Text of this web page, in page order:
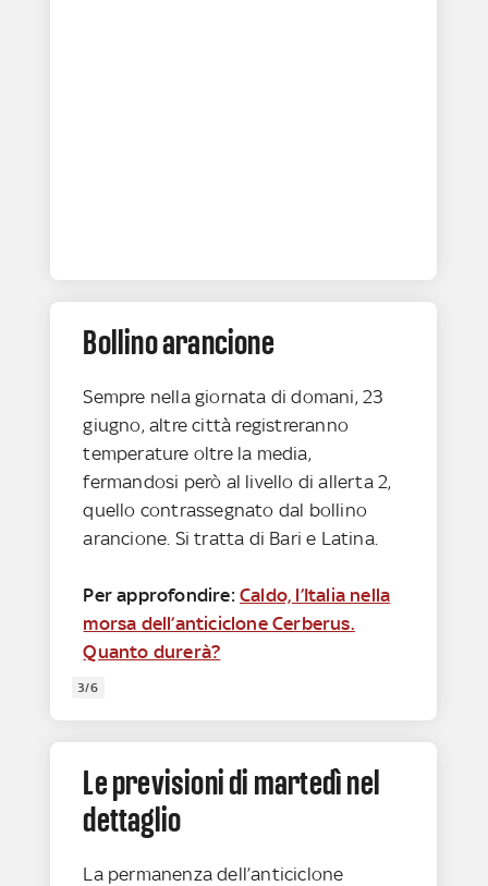
Bollino arancione
Sempre nella giornata di domani, 23
giugno, altre città registreranno
temperature oltre la media,
fermandosi però al livello di allerta 2,
quello contrassegnato dal bollino
arancione. Si tratta di Bari e Latina.
Per approfondire: Caldo, l’Italia nella
morsa dell’anticiclone Cerberus.
Quanto durerà?
3/6
Le previsioni di martedì nel
dettaglio
La permanenza dell’anticiclone